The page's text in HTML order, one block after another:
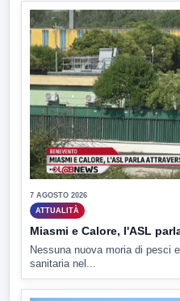
7 AGOSTO 2026
ATTUALITÀ
Miasmi e Calore, l'ASL
Nessuna nuova moria di pesci
sanitaria nel...